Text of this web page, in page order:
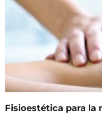
Fisioestética para la